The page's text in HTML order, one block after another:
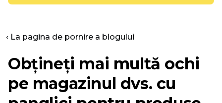
‹ La pagina de pornire a blogului
Obțineți mai multă ochi
pe magazinul dvs. cu